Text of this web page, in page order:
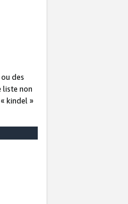
des
liste non
kindel »